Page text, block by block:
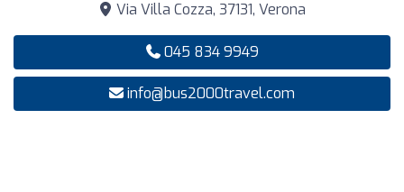
Via Villa Cozza, 37131, Verona
045 834 9949
info@bus2000travel.com